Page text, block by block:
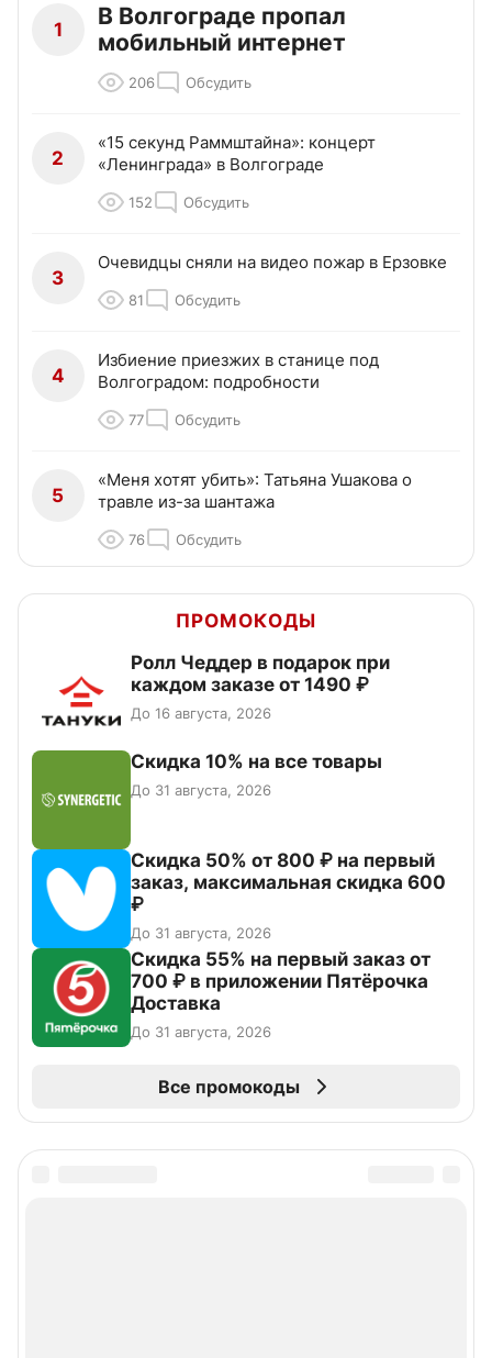
1
В Волгограде пропал
мобильный интернет
206 Обсудить
2
«15 секунд Раммштайна»: концерт
«Ленинграда» в Волгограде
152 Обсудить
3
Очевидцы сняли на видео пожар в Ерзовке
81 Обсудить
4
Избиение приезжих в станице под
Волгоградом: подробности
77 Обсудить
5
«Меня хотят убить»: Татьяна Ушакова о
травле из-за шантажа
76 Обсудить
ПРОМОКОДЫ
Ролл Чеддер в подарок при
каждом заказе от 1490 ₽
До 16 августа, 2026
Скидка 10% на все товары
До 31 августа, 2026
Скидка 50% от 800 ₽ на первый
заказ, максимальная скидка 600
₽
До 31 августа, 2026
Скидка 55% на первый заказ от
700 ₽ в приложении Пятёрочка
Доставка
До 31 августа, 2026
Все промокоды